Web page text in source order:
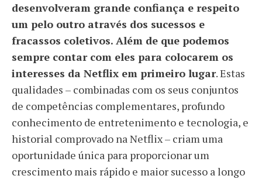
desenvolveram grande confiança e respeito
um pelo outro através dos sucessos e
fracassos coletivos. Além de que podemos
sempre contar com eles para colocarem os
interesses da Netflix em primeiro lugar. Estas
qualidades – combinadas com os seus conjuntos
de competências complementares, profundo
conhecimento de entretenimento e tecnologia, e
historial comprovado na Netflix – criam uma
oportunidade única para proporcionar um
crescimento mais rápido e maior sucesso a longo